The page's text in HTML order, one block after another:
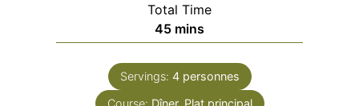
Total Time
45minutes
mins
Servings: 4 personnes
Course: Dîner, Plat principal